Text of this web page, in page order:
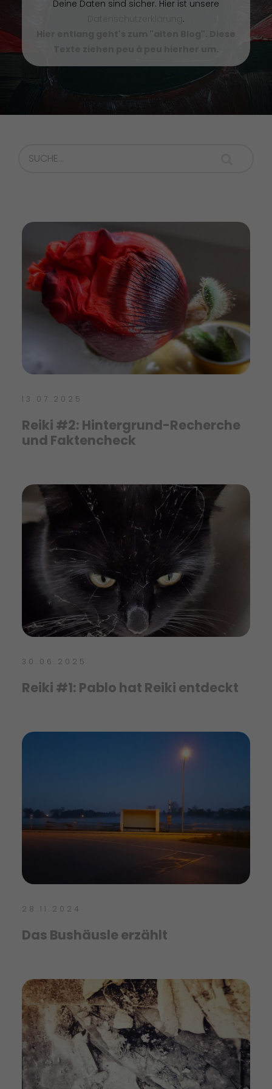
Deine Daten sind sicher. Hier ist unsere
.
Hier entlang geht's zum "alten Blog". Diese
Texte ziehen peu à peu hierher um.
13.07.2025
Reiki #2: Hintergrund-Recherche
und Faktencheck
30.06.2025
Reiki #1: Pablo hat Reiki entdeckt
28.11.2024
Das Bushäusle erzählt